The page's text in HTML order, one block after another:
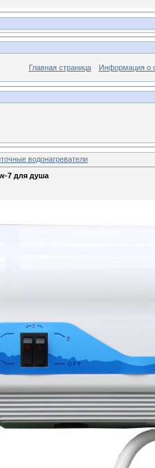
Главная страница Информация о
водонагреватели
7 для душа